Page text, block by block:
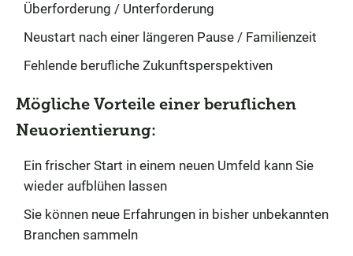
Überforderung / Unterforderung
Neustart nach einer längeren Pause / Familienzeit
Fehlende berufliche Zukunftsperspektiven
Mögliche Vorteile einer beruflichen
Neuorientierung:
Ein frischer Start in einem neuen Umfeld kann Sie
wieder aufblühen lassen
Sie können neue Erfahrungen in bisher unbekannten
Branchen sammeln